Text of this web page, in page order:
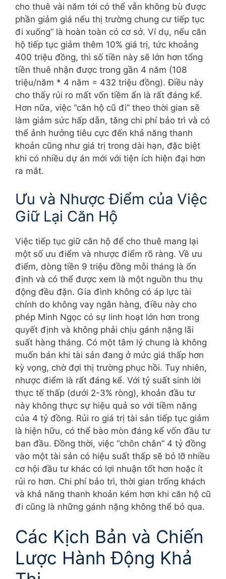
cho thuê vài năm tới có thể vẫn không bù được
phần giảm giá nếu thị trường chung cư tiếp tục
đi xuống” là hoàn toàn có cơ sở. Ví dụ, nếu căn
hộ tiếp tục giảm thêm 10% giá trị, tức khoảng
400 triệu đồng, thì số tiền này sẽ lớn hơn tổng
tiền thuê nhận được trong gần 4 năm (108
triệu/năm * 4 năm = 432 triệu đồng). Điều này
cho thấy rủi ro mất vốn tiềm ẩn là rất đáng kể.
Hơn nữa, việc “căn hộ cũ đi” theo thời gian sẽ
làm giảm sức hấp dẫn, tăng chi phí bảo trì và có
thể ảnh hưởng tiêu cực đến khả năng thanh
khoản cũng như giá trị trong dài hạn, đặc biệt
khi có nhiều dự án mới với tiện ích hiện đại hơn
ra mắt.
Ưu và Nhược Điểm của Việc
Giữ Lại Căn Hộ
Việc tiếp tục giữ căn hộ để cho thuê mang lại
một số ưu điểm và nhược điểm rõ ràng. Về ưu
điểm, dòng tiền 9 triệu đồng mỗi tháng là ổn
định và có thể được xem là một nguồn thu thụ
động đều đặn. Gia đình không có áp lực tài
chính do không vay ngân hàng, điều này cho
phép Minh Ngọc có sự linh hoạt lớn hơn trong
quyết định và không phải chịu gánh nặng lãi
suất hàng tháng. Có một tâm lý chung là không
muốn bán khi tài sản đang ở mức giá thấp hơn
kỳ vọng, chờ đợi thị trường phục hồi. Tuy nhiên,
nhược điểm là rất đáng kể. Với tỷ suất sinh lời
thực tế thấp (dưới 2-3% ròng), khoản đầu tư
này không thực sự hiệu quả so với tiềm năng
của 4 tỷ đồng. Rủi ro giá trị tài sản tiếp tục giảm
là hiện hữu, có thể bào mòn đáng kể vốn đầu tư
ban đầu. Đồng thời, việc “chôn chân” 4 tỷ đồng
vào một tài sản có hiệu suất thấp sẽ bỏ lỡ nhiều
cơ hội đầu tư khác có lợi nhuận tốt hơn hoặc ít
rủi ro hơn. Chi phí bảo trì, thời gian trống khách
và khả năng thanh khoản kém hơn khi căn hộ cũ
đi cũng là những gánh nặng không thể bỏ qua.
Các Kịch Bản và Chiến
Lược Hành Động Khả